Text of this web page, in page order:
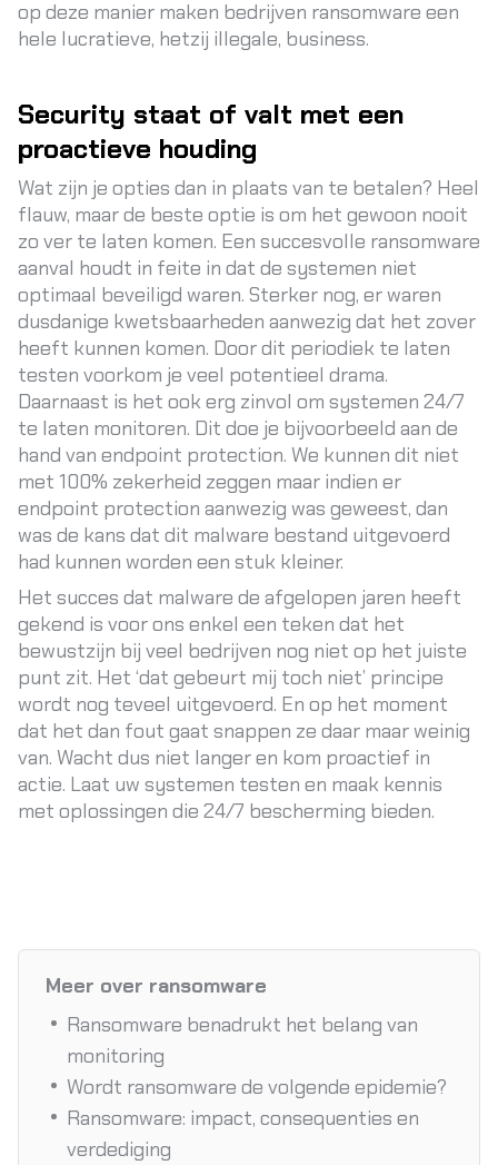
op deze manier maken bedrijven ransomware een
hele lucratieve, hetzij illegale, business.
Security staat of valt met een
proactieve houding
Wat zijn je opties dan in plaats van te betalen? Heel
flauw, maar de beste optie is om het gewoon nooit
zo ver te laten komen. Een succesvolle ransomware
aanval houdt in feite in dat de systemen niet
optimaal beveiligd waren. Sterker nog, er waren
dusdanige kwetsbaarheden aanwezig dat het zover
heeft kunnen komen. Door dit periodiek te laten
testen voorkom je veel potentieel drama.
Daarnaast is het ook erg zinvol om systemen 24/7
te laten monitoren. Dit doe je bijvoorbeeld aan de
hand van endpoint protection. We kunnen dit niet
met 100% zekerheid zeggen maar indien er
endpoint protection aanwezig was geweest, dan
was de kans dat dit malware bestand uitgevoerd
had kunnen worden een stuk kleiner.
Het succes dat malware de afgelopen jaren heeft
gekend is voor ons enkel een teken dat het
bewustzijn bij veel bedrijven nog niet op het juiste
punt zit. Het ‘dat gebeurt mij toch niet’ principe
wordt nog teveel uitgevoerd. En op het moment
dat het dan fout gaat snappen ze daar maar weinig
van. Wacht dus niet langer en kom proactief in
actie. Laat uw systemen testen en maak kennis
met oplossingen die 24/7 bescherming bieden.
Meer over ransomware
Ransomware benadrukt het belang van
monitoring
Wordt ransomware de volgende epidemie?
Ransomware: impact, consequenties en
verdediging